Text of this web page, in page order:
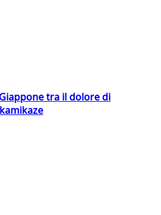
tra il dolore di